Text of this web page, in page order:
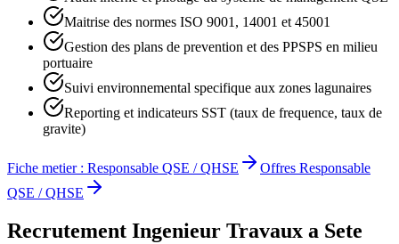
Maitrise des normes ISO 9001, 14001 et 45001
Gestion des plans de prevention et des PPSPS en milieu
portuaire
Suivi environnemental specifique aux zones lagunaires
Reporting et indicateurs SST (taux de frequence, taux de
gravite)
Fiche metier : Responsable QSE / QHSE Offres Responsable
QSE / QHSE
Recrutement Ingenieur Travaux a Sete